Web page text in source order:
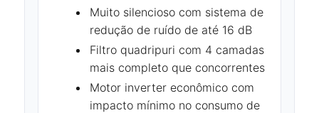
Muito silencioso com sistema de
redução de ruído de até 16 dB
Filtro quadripuri com 4 camadas
mais completo que concorrentes
Motor inverter econômico com
impacto mínimo no consumo de